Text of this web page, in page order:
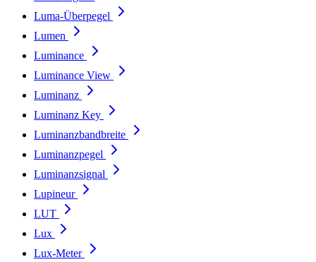
Luma-Überpegel
Lumen
Luminance
Luminance View
Luminanz
Luminanz Key
Luminanzbandbreite
Luminanzpegel
Luminanzsignal
Lupineur
LUT
Lux
Lux-Meter